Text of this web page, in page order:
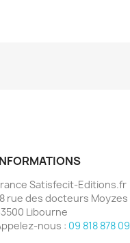
Satisfecit-Editions.fr
rue des docteurs Moyzes
Libourne
nous : 09 818 878 09